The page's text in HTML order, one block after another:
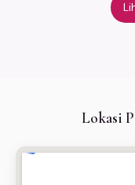
Lokasi